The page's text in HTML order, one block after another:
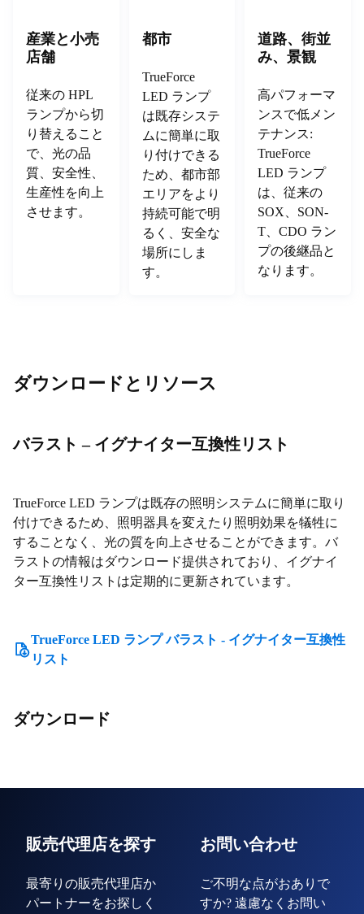
産業と小売
店舗
従来の HPL
ランプから切
り替えること
で、光の品
質、安全性、
生産性を向上
させます。
都市
TrueForce
LED ランプ
は既存システ
ムに簡単に取
り付けできる
ため、都市部
エリアをより
持続可能で明
るく、安全な
場所にしま
す。
道路、街並
み、景観
高パフォーマ
ンスで低メン
テナンス:
TrueForce
LED ランプ
は、従来の
SOX、SON-
T、CDO ラン
プの後継品と
なります。
ダウンロードとリソース
バラスト – イグナイター互換性リスト
TrueForce LED ランプは既存の照明システムに簡単に取り
付けできるため、照明器具を変えたり照明効果を犠牲に
することなく、光の質を向上させることができます。バ
ラストの情報はダウンロード提供されており、イグナイ
ター互換性リストは定期的に更新されています。
TrueForce LED ランプ バラスト - イグナイター互換性
リスト
ダウンロード
販売代理店を探す
最寄りの販売代理店か
パートナーをお探しく
お問い合わせ
ご不明な点がおありで
すか? 遠慮なくお問い